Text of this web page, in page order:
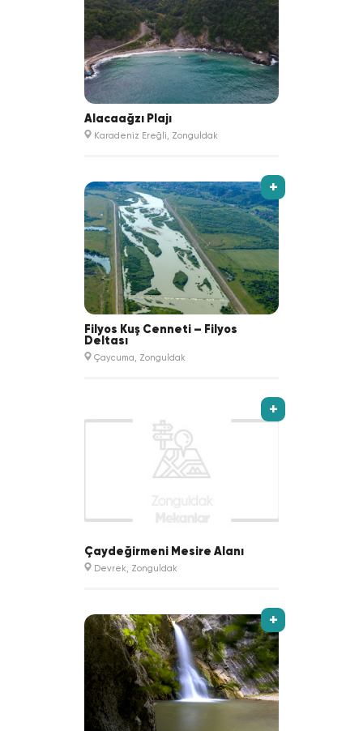
Alacaağzı Plajı
Karadeniz Ereğli, Zonguldak
+
Filyos Kuş Cenneti – Filyos
Deltası
Çaycuma, Zonguldak
+
Çaydeğirmeni Mesire Alanı
Devrek, Zonguldak
+